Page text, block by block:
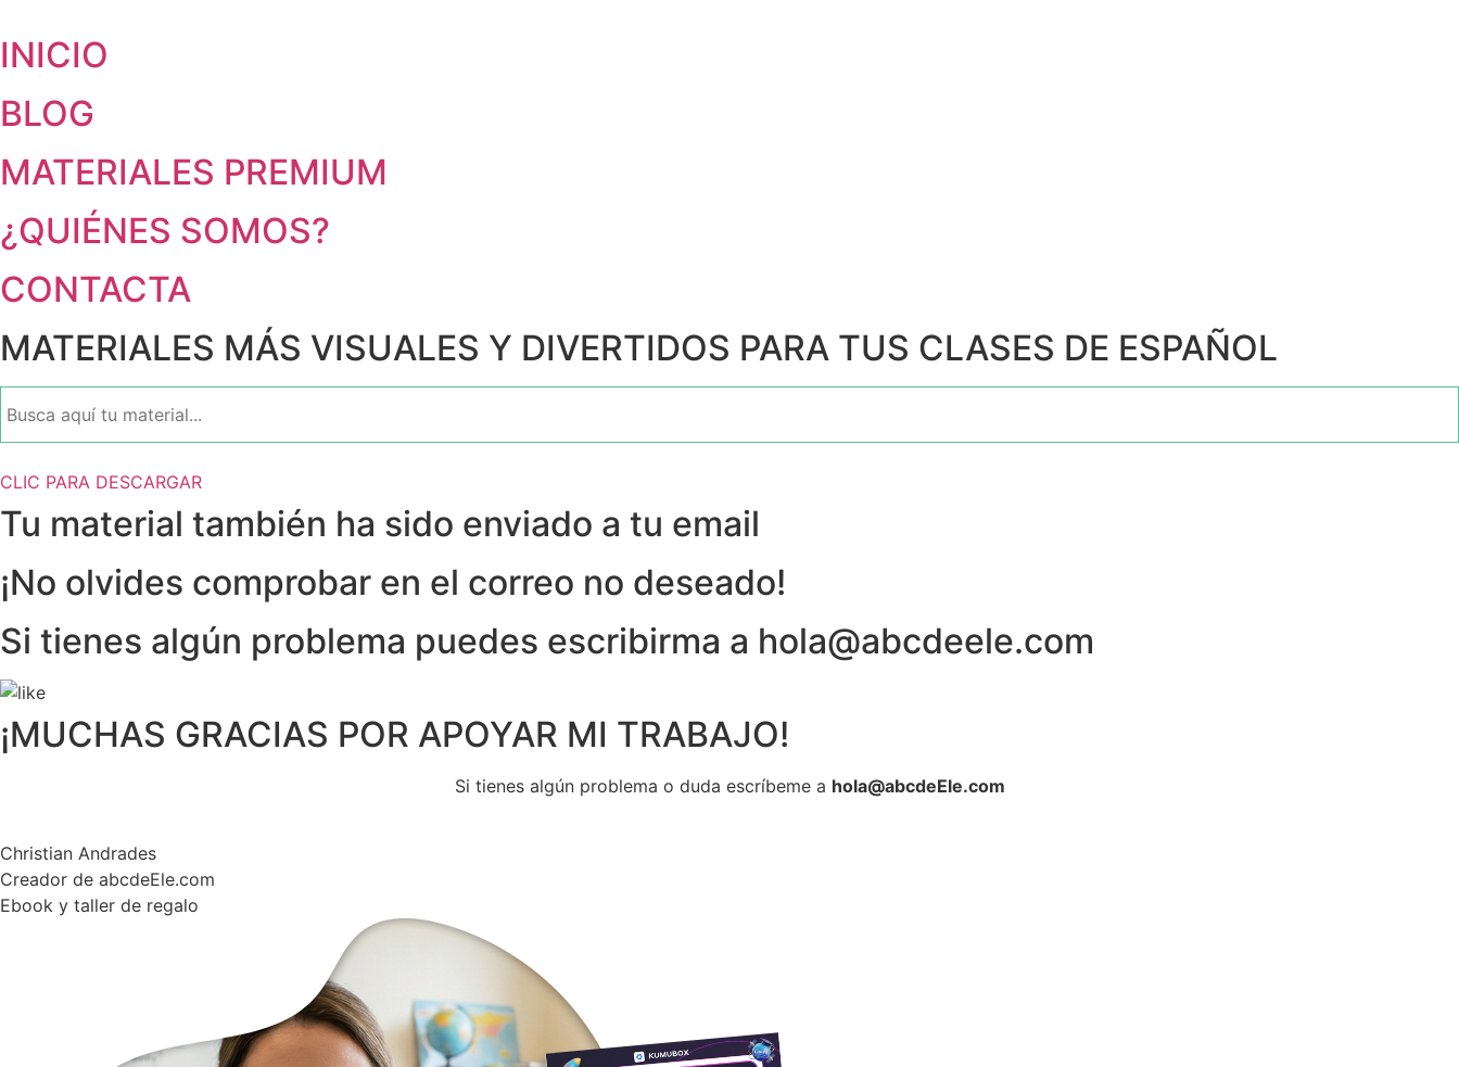
INICIO
BLOG
MATERIALES PREMIUM
¿QUIÉNES SOMOS?
CONTACTA
MATERIALES MÁS VISUALES Y DIVERTIDOS PARA TUS CLASES DE ESPAÑOL
CLIC PARA DESCARGAR
Tu material también ha sido enviado a tu email
¡No olvides comprobar en el correo no deseado!
Si tienes algún problema puedes escribirma a hola@abcdeele.com
¡MUCHAS GRACIAS POR APOYAR MI TRABAJO!
Si tienes algún problema o duda escríbeme a hola@abcdeEle.com
Christian Andrades
Creador de abcdeEle.com
Ebook y taller de regalo